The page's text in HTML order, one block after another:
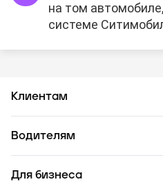
на том
системе
Клиентам
Водителям
Для бизнеса